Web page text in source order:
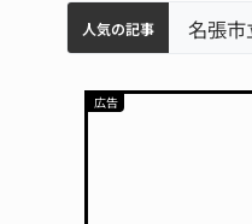
人気の記事
名張市水道料金47％値上げへ 答申案、審議会で大筋まとまる
器物損壊容疑で83歳女逮捕 伊賀署
中学校の陶壁モニュメント 地元建設会社がボランティアで清掃 伊賀